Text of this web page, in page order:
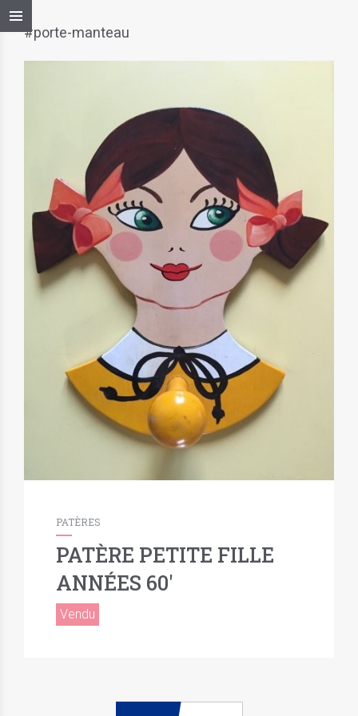
#porte-manteau
PATÈRES
PATÈRE PETITE FILLE
ANNÉES 60′
Vendu